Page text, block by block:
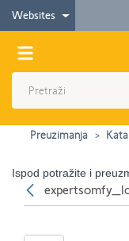
Websites
Preuzimanja
Ispod potražite i
Nazad